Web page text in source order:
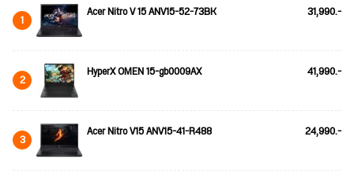
1 Acer Nitro V 15 ANV15-52-73BK 31,990.-
2 HyperX OMEN 15-gb0009AX 41,990.-
3 Acer Nitro V15 ANV15-41-R488 24,990.-